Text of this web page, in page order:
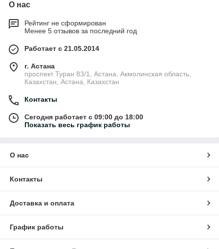
О нас
Рейтинг не сформирован
Менее 5 отзывов за последний год
Работает с 21.05.2014
г. Астана
проспект Туран 83/1, Астана, Акмолинская область,
Казахстан, Астана, Казахстан
Контакты
Сегодня работает с 09:00 до 18:00
Показать весь график работы
О нас
Контакты
Доставка и оплата
График работы